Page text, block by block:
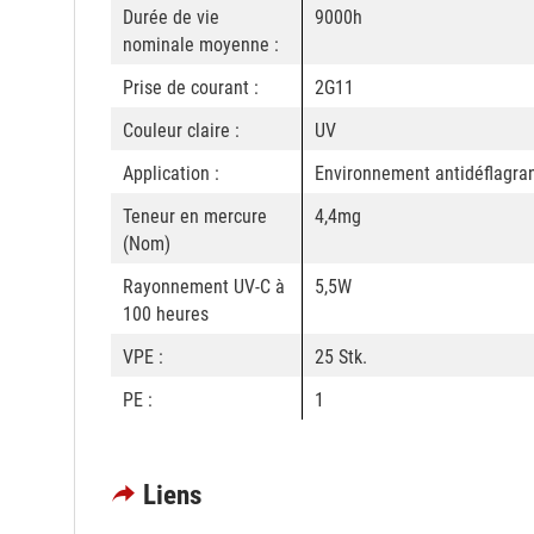
Durée de vie
nominale moyenne :
9000h
Prise de courant :
2G11
Couleur claire :
UV
Application :
Environnement
Teneur en mercure
(Nom)
4,4mg
Rayonnement UV-C à
100 heures
5,5W
VPE :
25 Stk.
PE :
1
Liens